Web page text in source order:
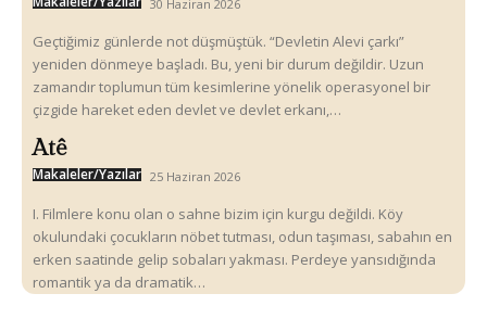
30 Haziran 2026
Geçtiğimiz günlerde not düşmüştük. “Devletin Alevi çarkı”
yeniden dönmeye başladı. Bu, yeni bir durum değildir. Uzun
zamandır toplumun tüm kesimlerine yönelik operasyonel bir
çizgide hareket eden devlet ve devlet erkanı,…
Atê
Makaleler/Yazılar 25 Haziran 2026
I. Filmlere konu olan o sahne bizim için kurgu değildi. Köy
okulundaki çocukların nöbet tutması, odun taşıması, sabahın en
erken saatinde gelip sobaları yakması. Perdeye yansıdığında
romantik ya da dramatik…